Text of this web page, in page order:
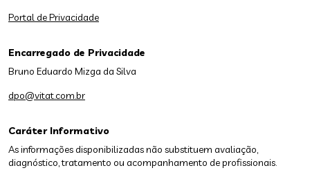
Caráter Informativo
As informações disponibilizadas não substituem avaliação,
diagnóstico, tratamento ou acompanhamento de profissionais.
Portal de Privacidade
Encarregado de Privacidade
Bruno Eduardo Mizga da Silva
dpo@vitat.com.br